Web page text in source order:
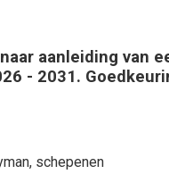
aanleiding van
- 2031.
, schepenen